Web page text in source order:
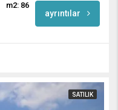
m2: 86
ayrıntılar
SATILIK